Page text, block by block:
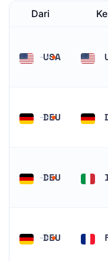
Dari Ke
USA
DEU
DEU
DEU